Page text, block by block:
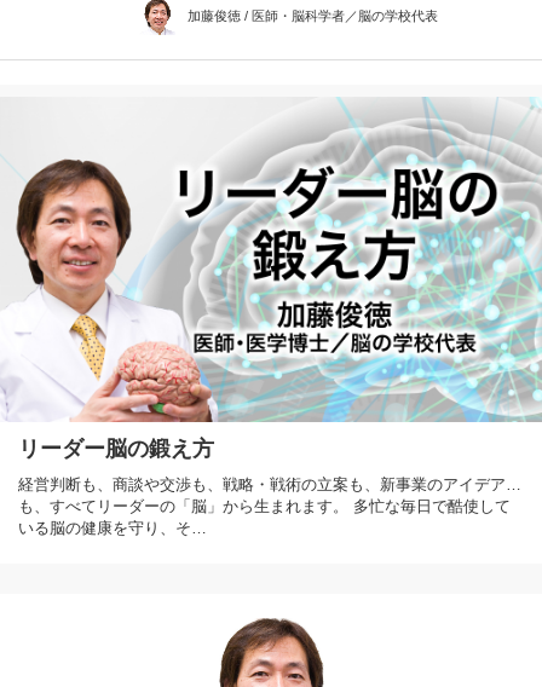
加藤俊徳 / 医師・脳科学者／脳の学校代表
リーダー脳の鍛え方
経営判断も、商談や交渉も、戦略・戦術の立案も、新事業のアイデア…
も、すべてリーダーの「脳」から生まれます。 多忙な毎日で酷使して
いる脳の健康を守り、そ…